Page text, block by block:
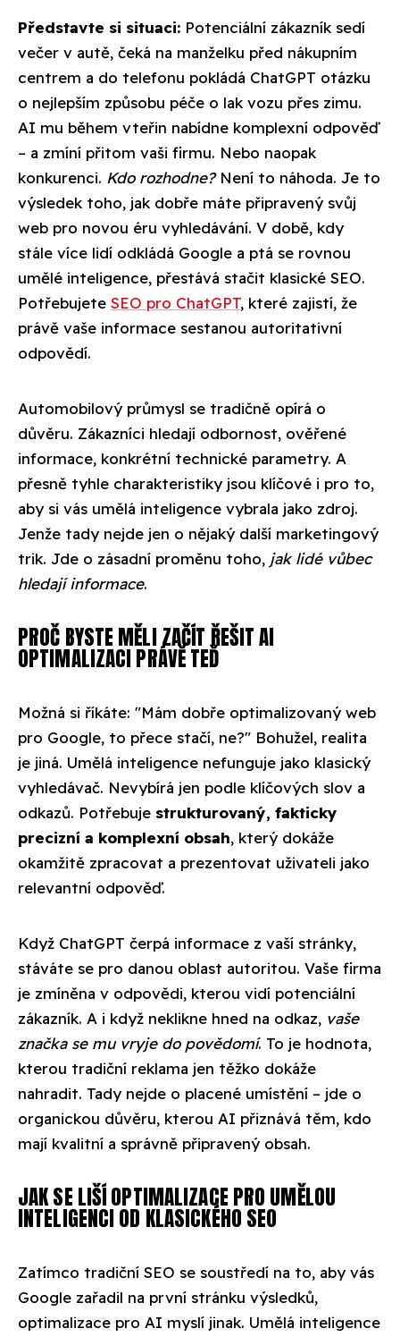
Představte si situaci: Potenciální zákazník sedí
večer v autě, čeká na manželku před nákupním
centrem a do telefonu pokládá ChatGPT otázku
o nejlepším způsobu péče o lak vozu přes zimu.
AI mu během vteřin nabídne komplexní odpověď
– a zmíní přitom vaši firmu. Nebo naopak
konkurenci. Kdo rozhodne?Není to náhoda. Je to
výsledek toho, jak dobře máte připravený svůj
web pro novou éru vyhledávání. V době, kdy
stále více lidí odkládá Google a ptá se rovnou
umělé inteligence, přestává stačit klasické SEO.
Potřebujete SEO pro ChatGPT, které zajistí, že
právě vaše informace sestanou autoritativní
odpovědí.
Automobilový průmysl se tradičně opírá o
důvěru. Zákazníci hledají odbornost, ověřené
informace, konkrétní technické parametry. A
přesně tyhle charakteristiky jsou klíčové i pro to,
aby si vás umělá inteligence vybrala jako zdroj.
Jenže tady nejde jen o nějaký další marketingový
trik. Jde o zásadní proměnu toho, jak lidé vůbec
hledají informace.
PROČ BYSTE MĚLI ZAČÍT ŘEŠIT AI
OPTIMALIZACI PRÁVĚ TEĎ
Možná si říkáte: "Mám dobře optimalizovaný web
pro Google, to přece stačí, ne?" Bohužel, realita
je jiná. Umělá inteligence nefunguje jako klasický
vyhledávač. Nevybírá jen podle klíčových slov a
odkazů. Potřebuje strukturovaný, fakticky
precizní a komplexní obsah, který dokáže
okamžitě zpracovat a prezentovat uživateli jako
relevantní odpověď.
Když ChatGPT čerpá informace z vaší stránky,
stáváte se pro danou oblast autoritou. Vaše firma
je zmíněna v odpovědi, kterou vidí potenciální
zákazník. A i když neklikne hned na odkaz, vaše
značka se mu vryje do povědomí. To je hodnota,
kterou tradiční reklama jen těžko dokáže
nahradit. Tady nejde o placené umístění – jde o
organickou důvěru, kterou AI přiznává těm, kdo
mají kvalitní a správně připravený obsah.
JAK SE LIŠÍ OPTIMALIZACE PRO UMĚLOU
INTELIGENCI OD KLASICKÉHO SEO
Zatímco tradiční SEO se soustředí na to, aby vás
Google zařadil na první stránku výsledků,
optimalizace pro AI myslí jinak. Umělá inteligence